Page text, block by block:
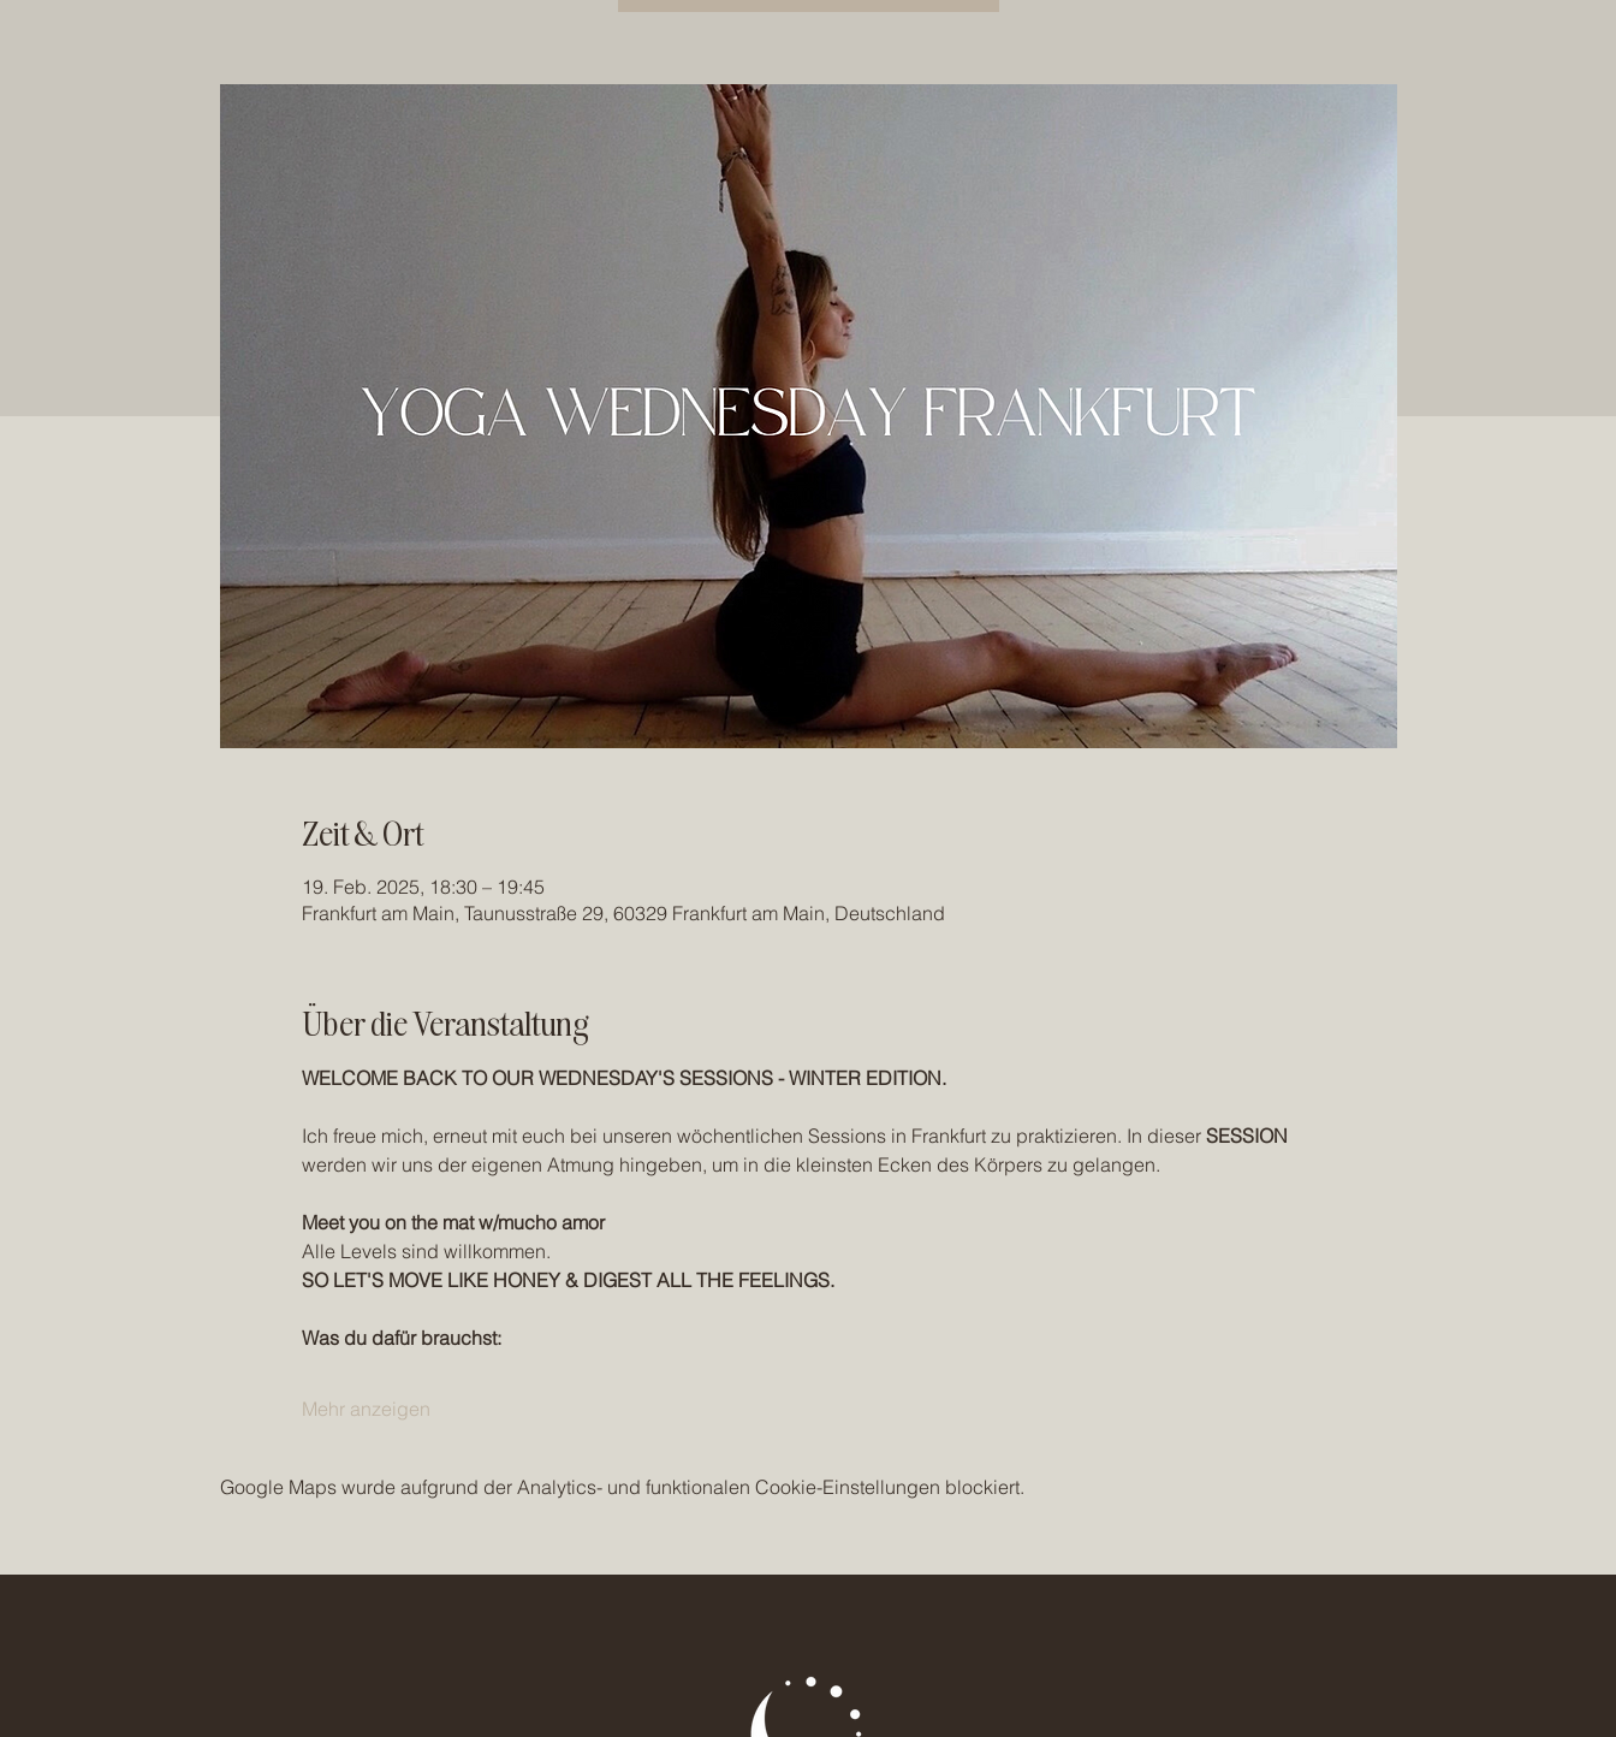
Zeit & Ort
19. Feb. 2025, 18:30 – 19:45
Frankfurt am Main, Taunusstraße 29, 60329 Frankfurt am Main, Deutschland
Über die Veranstaltung
WELCOME BACK TO OUR WEDNESDAY'S SESSIONS - WINTER EDITION.
Ich freue mich, erneut mit euch bei unseren wöchentlichen Sessions in Frankfurt zu praktizieren. In dieser SESSION
werden wir uns der eigenen Atmung hingeben, um in die kleinsten Ecken des Körpers zu gelangen.
Meet you on the mat w/mucho amor
Alle Levels sind willkommen.
SO LET'S MOVE LIKE HONEY & DIGEST ALL THE FEELINGS.
Was du dafür brauchst:
Mehr anzeigen
Google Maps wurde aufgrund der Analytics- und funktionalen Cookie-Einstellungen blockiert.